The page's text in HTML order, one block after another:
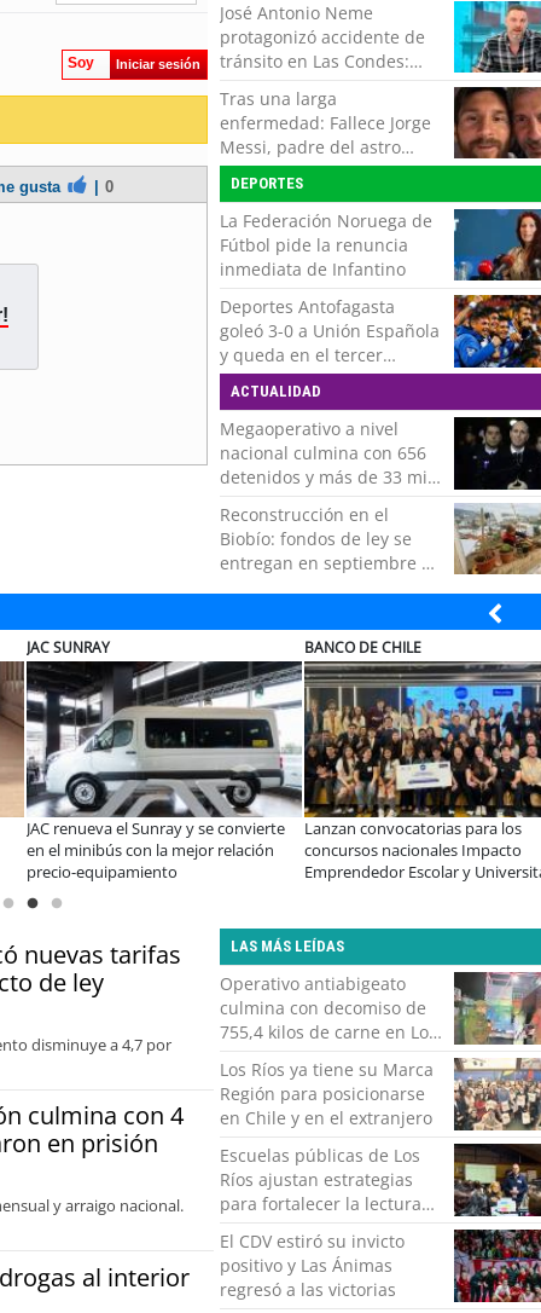
Soy Iniciar sesión
gusta 0
José Antonio Neme
protagonizó accidente de
tránsito en Las Condes:
Colisionó con un
motociclista
Tras una larga
enfermedad: Fallece Jorge
Messi, padre del astro
argentino
DEPORTES
La Federación Noruega de
Fútbol pide la renuncia
inmediata de Infantino
Deportes Antofagasta
goleó 3-0 a Unión Española
y queda en el tercer
puesto de la Liga del
Ascenso
ACTUALIDAD
Megaoperativo a nivel
nacional culmina con 656
detenidos y más de 33 mil
controles realizados
Reconstrucción en el
Biobío: fondos de ley se
entregan en septiembre y
debajo del
una base que
tu sueño
Chilexpress y Emprende tu Mente
sellan alianza para impulsar el
ecosistema emprendedor en Chile
¡Dimos un
Alemana
Cuidados
nuevas tarifas
de ley
disminuye a 4,7 por
culmina con 4
en prisión
y arraigo nacional.
al interior
LAS MÁS LEÍDAS
Operativo antiabigeato
culmina con decomiso de
755,4 kilos de carne en Los
Lagos y La Unión
Los Ríos ya tiene su Marca
Región para posicionarse
en Chile y en el extranjero
Escuelas públicas de Los
Ríos ajustan estrategias
para fortalecer la lectura
inicial
El CDV estiró su invicto
positivo y Las Ánimas
regresó a las victorias